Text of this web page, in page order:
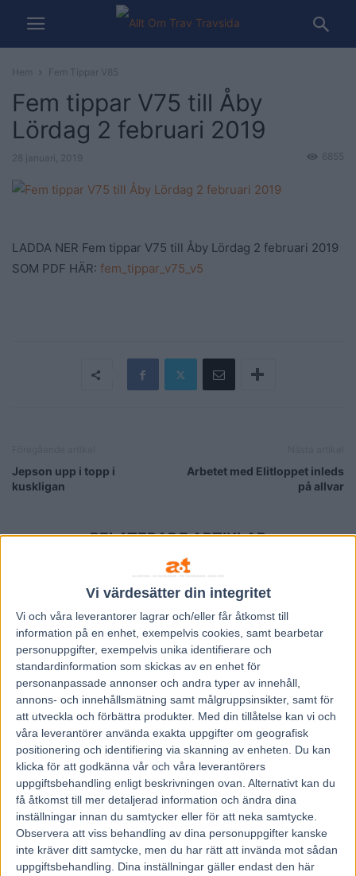
Vi värdesätter din integritet
Vi och våra leverantorer lagrar och/eller får åtkomst till
information på en enhet, exempelvis cookies, samt bearbetar
personuppgifter, exempelvis unika identifierare och
standardinformation som skickas av en enhet för
personanpassade annonser och andra typer av innehåll,
annons- och innehållsmätning samt målgruppsinsikter, samt för
att utveckla och förbättra produkter. Med din tillåtelse kan vi och
våra leverantörer använda exakta uppgifter om geografisk
positionering och identifiering via skanning av enheten. Du kan
klicka för att godkänna vår och våra leverantörers
uppgiftsbehandling enligt beskrivningen ovan. Alternativt kan du
få åtkomst till mer detaljerad information och ändra dina
inställningar innan du samtycker eller för att neka samtycke.
Observera att viss behandling av dina personuppgifter kanske
inte kräver ditt samtycke, men du har rätt att invända mot sådan
uppgiftsbehandling. Dina inställningar gäller endast den här
Hem Fem Tippar V85
Fem tippar V75 till Åby
Lördag 2 februari 2019
28 januari, 2019 6855
LADDA NER Fem tippar V75 till Åby Lördag 2 februari 2019
SOM PDF HÄR: fem_tippar_v75_v5
Jepson upp i topp i
kuskligan
Arbetet med Elitloppet inleds
på allvar
RELATERADE ARTIKLAR
Fem tippar V85 till ÖSTERSUND 8
augusti 2026
3 augusti, 2026
Fem tippar V85 till RÄTTVIK 1
augusti 2026
27 juli, 2026
Fem tippar V85 BOLLNÄS 25 juli
2026
20 juli, 2026
INGA KOMMENTARER